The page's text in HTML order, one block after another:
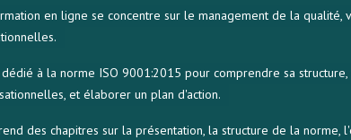
en ligne se concentre sur le management de la qualité,
à la norme ISO 9001:2015 pour comprendre sa
et élaborer un plan d'action.
des chapitres sur la présentation, la structure de la norme,